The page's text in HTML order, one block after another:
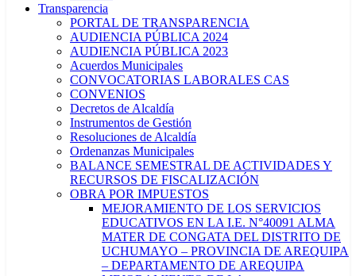
Transparencia
PORTAL DE TRANSPARENCIA
AUDIENCIA PÚBLICA 2024
AUDIENCIA PÚBLICA 2023
Acuerdos Municipales
CONVOCATORIAS LABORALES CAS
CONVENIOS
Decretos de Alcaldía
Instrumentos de Gestión
Resoluciones de Alcaldía
Ordenanzas Municipales
BALANCE SEMESTRAL DE ACTIVIDADES Y
RECURSOS DE FISCALIZACIÓN
OBRA POR IMPUESTOS
MEJORAMIENTO DE LOS SERVICIOS
EDUCATIVOS EN LA I.E. N°40091 ALMA
MATER DE CONGATA DEL DISTRITO DE
UCHUMAYO – PROVINCIA DE AREQUIPA
– DEPARTAMENTO DE AREQUIPA